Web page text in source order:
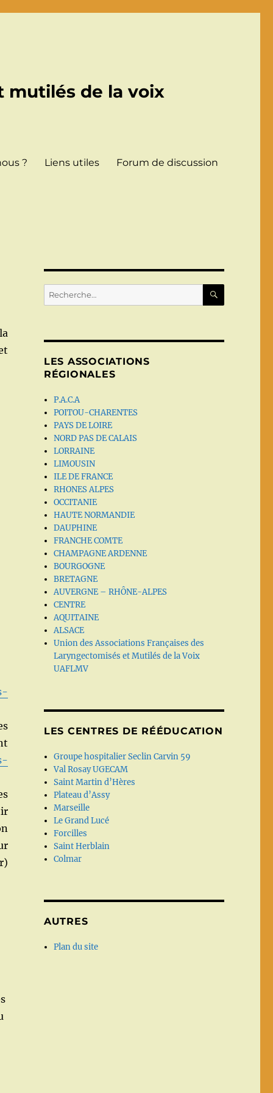
mutilés de la voix
? Liens utiles Forum de discussion
Recherche
pour :
LES ASSOCIATIONS
RÉGIONALES
P.A.C.A
POITOU-CHARENTES
PAYS DE LOIRE
NORD PAS DE CALAIS
LORRAINE
LIMOUSIN
ILE DE FRANCE
RHONES ALPES
OCCITANIE
HAUTE NORMANDIE
DAUPHINE
FRANCHE COMTE
CHAMPAGNE ARDENNE
BOURGOGNE
BRETAGNE
AUVERGNE – RHÔNE-ALPES
CENTRE
AQUITAINE
ALSACE
Union des Associations Françaises des
Laryngectomisés et Mutilés de la Voix
UAFLMV
LES CENTRES DE RÉÉDUCATION
Groupe hospitalier Seclin Carvin 59
Val Rosay UGECAM
Saint Martin d’Hères
Plateau d’Assy
Marseille
Le Grand Lucé
Forcilles
Saint Herblain
Colmar
AUTRES
Plan du site